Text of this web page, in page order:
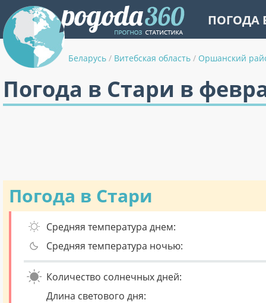
ПОГОДА
Беларусь / Витебская область / Оршанский
Погода в Стари в
Погода в Стари
Средняя температура днем:
Средняя температура ночью:
Количество солнечных дней:
Длина светового дня: